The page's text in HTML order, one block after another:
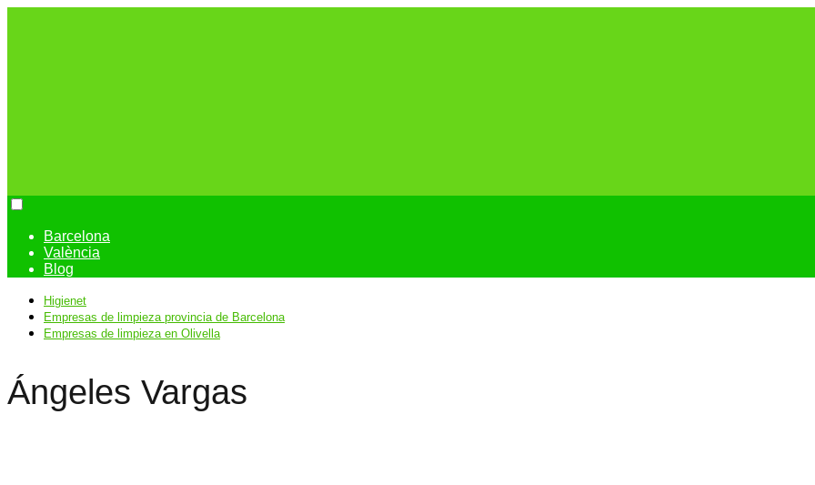
Barcelona
València
Blog
Higienet
Empresas de limpieza provincia de Barcelona
Empresas de limpieza en Olivella
Ángeles Vargas